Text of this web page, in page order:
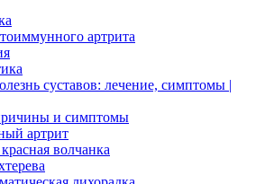
артрита
суставов: лечение, симптомы |
и симптомы
артрит
волчанка